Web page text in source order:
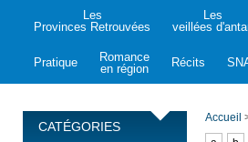
Les
Provinces Retrouvées
Les
veillées
Pratique
Romance
en région
Récits
CATÉGORIES
Accueil